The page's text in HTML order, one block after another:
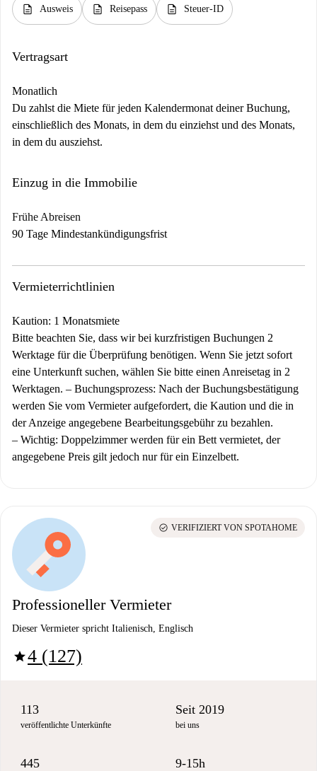
description Ausweis description Reisepass description Steuer-ID
Vertragsart
Monatlich
Du zahlst die Miete für jeden Kalendermonat deiner Buchung,
einschließlich des Monats, in dem du einziehst und des Monats,
in dem du ausziehst.
Einzug in die Immobilie
Frühe Abreisen
90 Tage Mindestankündigungsfrist
Vermieterrichtlinien
Kaution: 1 Monatsmiete
Bitte beachten Sie, dass wir bei kurzfristigen Buchungen 2
Werktage für die Überprüfung benötigen. Wenn Sie jetzt sofort
eine Unterkunft suchen, wählen Sie bitte einen Anreisetag in 2
Werktagen. – Buchungsprozess: Nach der Buchungsbestätigung
werden Sie vom Vermieter aufgefordert, die Kaution und die in
der Anzeige angegebene Bearbeitungsgebühr zu bezahlen.
– Wichtig: Doppelzimmer werden für ein Bett vermietet, der
angegebene Preis gilt jedoch nur für ein Einzelbett.
Professioneller Vermieter
Dieser Vermieter spricht Italienisch, Englisch
star4 (127)
check_circle VERIFIZIERT VON SPOTAHOME
113
veröffentlichte Unterkünfte
Seit 2019
bei uns
445 9-15h